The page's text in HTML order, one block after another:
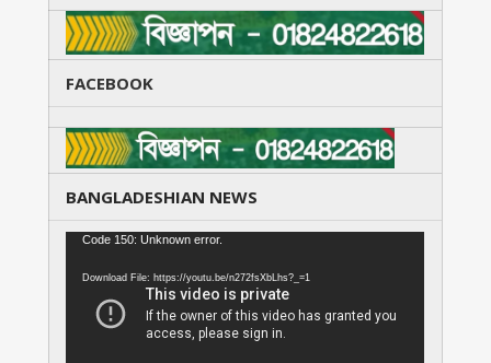
FACEBOOK
BANGLADESHIAN NEWS
Video
Code 150: Unknown error.
Download File: https://youtu.be/n272fsXbLhs?_=1